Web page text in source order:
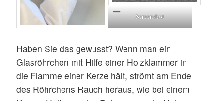
Screenshot
Haben Sie das gewusst? Wenn man ein
Glasröhrchen mit Hilfe einer Holzklammer in
die Flamme einer Kerze hält, strömt am Ende
des Röhrchens Rauch heraus, wie bei einem